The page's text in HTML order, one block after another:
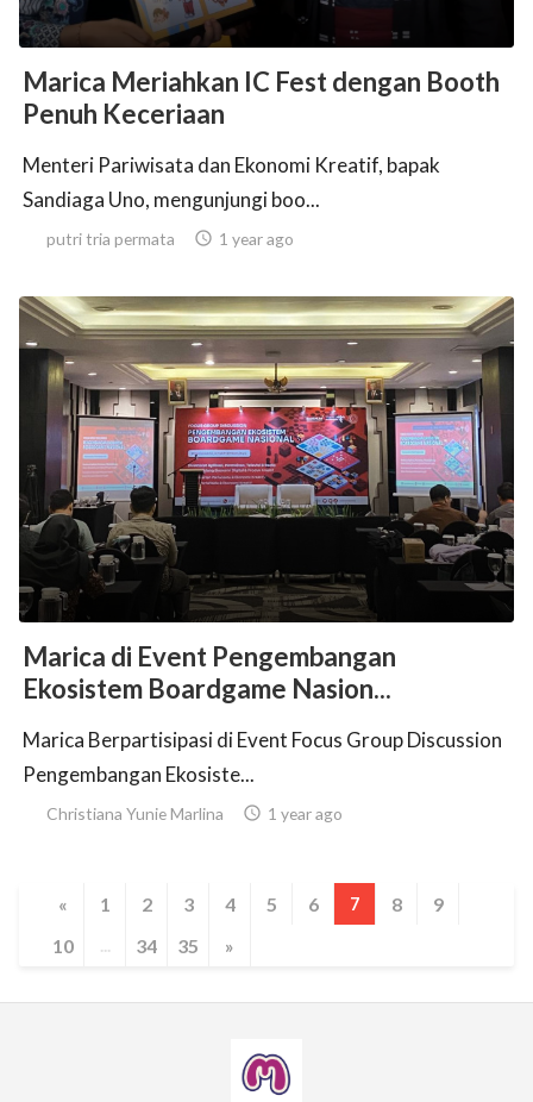
Marica Meriahkan IC Fest dengan Booth
Penuh Keceriaan
Menteri Pariwisata dan Ekonomi Kreatif, bapak
Sandiaga Uno, mengunjungi boo...
putri tria permata  1 year ago
Marica di Event Pengembangan
Ekosistem Boardgame Nasion...
Marica Berpartisipasi di Event Focus Group Discussion
Pengembangan Ekosiste...
Christiana Yunie Marlina  1 year ago
« 1 2 3 4 5 6 7 8
9
10
... 34 35 »